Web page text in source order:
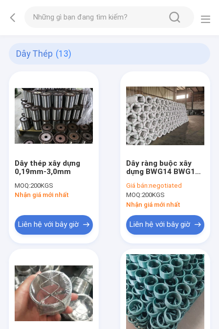
Dây Thép (13)
Dây thép xây dựng
0,19mm-3,0mm
MOQ:200KGS
Nhận giá mới nhất
Liên hệ với bây giờ
Dây ràng buộc xây
dựng BWG14 BWG12
Giá bán:negotiated
MOQ:200KGS
Nhận giá mới nhất
Liên hệ với bây giờ